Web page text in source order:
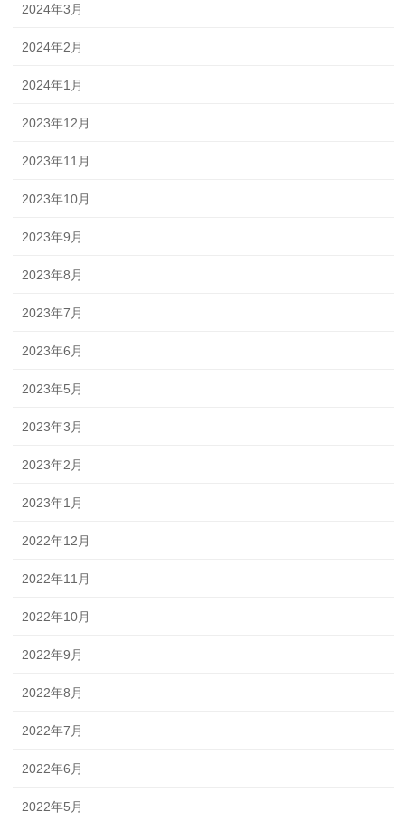
2024年3月
2024年2月
2024年1月
2023年12月
2023年11月
2023年10月
2023年9月
2023年8月
2023年7月
2023年6月
2023年5月
2023年3月
2023年2月
2023年1月
2022年12月
2022年11月
2022年10月
2022年9月
2022年8月
2022年7月
2022年6月
2022年5月